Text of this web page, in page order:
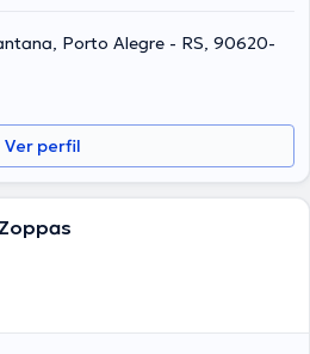
Porto Alegre - RS, 90620-
Ver perfil